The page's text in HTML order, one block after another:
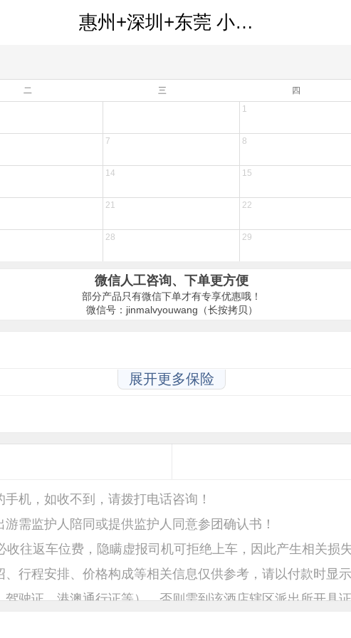
惠州+深圳+东莞 小径湾 中英街 南社明清古村落 住欧汇+丰泰酒店 吃足4餐 纯玩3天 k
二 三 四
1
7 8
14 15
21 22
28 29
微信人工咨询、下单更方便
部分产品只有微信下单才有专享优惠哦！
微信号：jinmalvyouwang（长按拷贝）
展开更多保险
机，如收不到，请拨打电话咨询！
需监护人陪同或提供监护人同意参团确认书！
往返车位费，隐瞒虚报司机可拒绝上车，因此产生相关损
行程安排、价格构成等相关信息仅供参考，请以付款时显示
驶证、港澳通行证等），否则需到该酒店辖区派出所开具
可下单后，联系客服修改费用。